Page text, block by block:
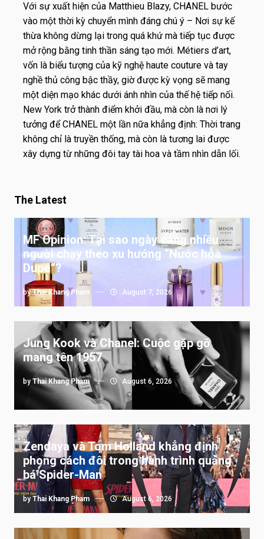
Với sự xuất hiện của Matthieu Blazy, CHANEL bước
vào một thời kỳ chuyển mình đáng chú ý – Nơi sự kế
thừa không dừng lại trong quá khứ mà tiếp tục được
mở rộng bằng tinh thần sáng tạo mới. Métiers d’art,
vốn là biểu tượng của kỹ nghệ haute couture và tay
nghề thủ công bậc thầy, giờ được kỳ vọng sẽ mang
một diện mạo khác dưới ánh nhìn của thế hệ tiếp nối.
New York trở thành điểm khởi đầu, mà còn là nơi lý
tưởng để CHANEL một lần nữa khẳng định: Thời trang
không chỉ là truyền thống, mà còn là tương lai được
xây dựng từ những đôi tay tài hoa và tầm nhìn dẫn lối.
The Latest
MF Opinion: Tại sao ngày càng nhiều
người chạy theo xu hướng “Nước hoa
Dupe”?
byThai Khang Pham August 7, 2026
Jung Kook và Chanel: Cuộc gặp gỡ
mang tên 1957
by Thai Khang Pham August 6, 2026
Zendaya và Tom Holland khẳng định
phong cách đôi trong hành trình quảng
bá Spider-Man
by Thai Khang Pham August 6, 2026